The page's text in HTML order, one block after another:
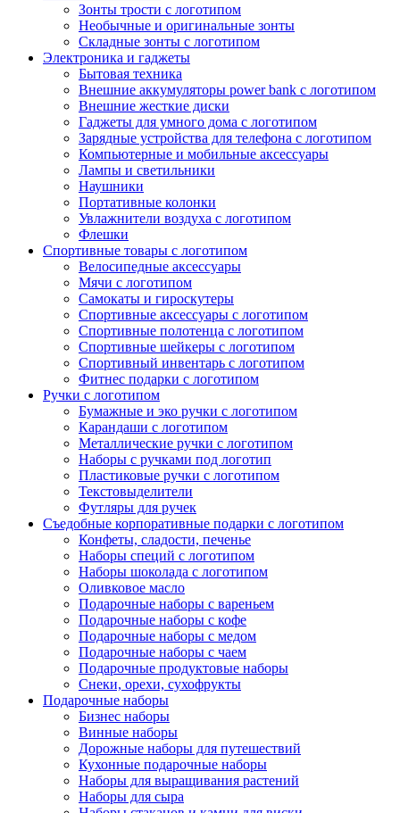
Зонты трости с логотипом
Необычные и оригинальные зонты
Складные зонты с логотипом
Электроника и гаджеты
Бытовая техника
Внешние аккумуляторы power bank с логотипом
Внешние жесткие диски
Гаджеты для умного дома с логотипом
Зарядные устройства для телефона с логотипом
Компьютерные и мобильные аксессуары
Лампы и светильники
Наушники
Портативные колонки
Увлажнители воздуха с логотипом
Флешки
Спортивные товары с логотипом
Велосипедные аксессуары
Мячи с логотипом
Самокаты и гироскутеры
Спортивные аксессуары с логотипом
Спортивные полотенца с логотипом
Спортивные шейкеры с логотипом
Спортивный инвентарь с логотипом
Фитнес подарки с логотипом
Ручки с логотипом
Бумажные и эко ручки с логотипом
Карандаши с логотипом
Металлические ручки с логотипом
Наборы с ручками под логотип
Пластиковые ручки с логотипом
Текстовыделители
Футляры для ручек
Съедобные корпоративные подарки с логотипом
Конфеты, сладости, печенье
Наборы специй с логотипом
Наборы шоколада с логотипом
Оливковое масло
Подарочные наборы с вареньем
Подарочные наборы с кофе
Подарочные наборы с медом
Подарочные наборы с чаем
Подарочные продуктовые наборы
Снеки, орехи, сухофрукты
Подарочные наборы
Бизнес наборы
Винные наборы
Дорожные наборы для путешествий
Кухонные подарочные наборы
Наборы для выращивания растений
Наборы для сыра